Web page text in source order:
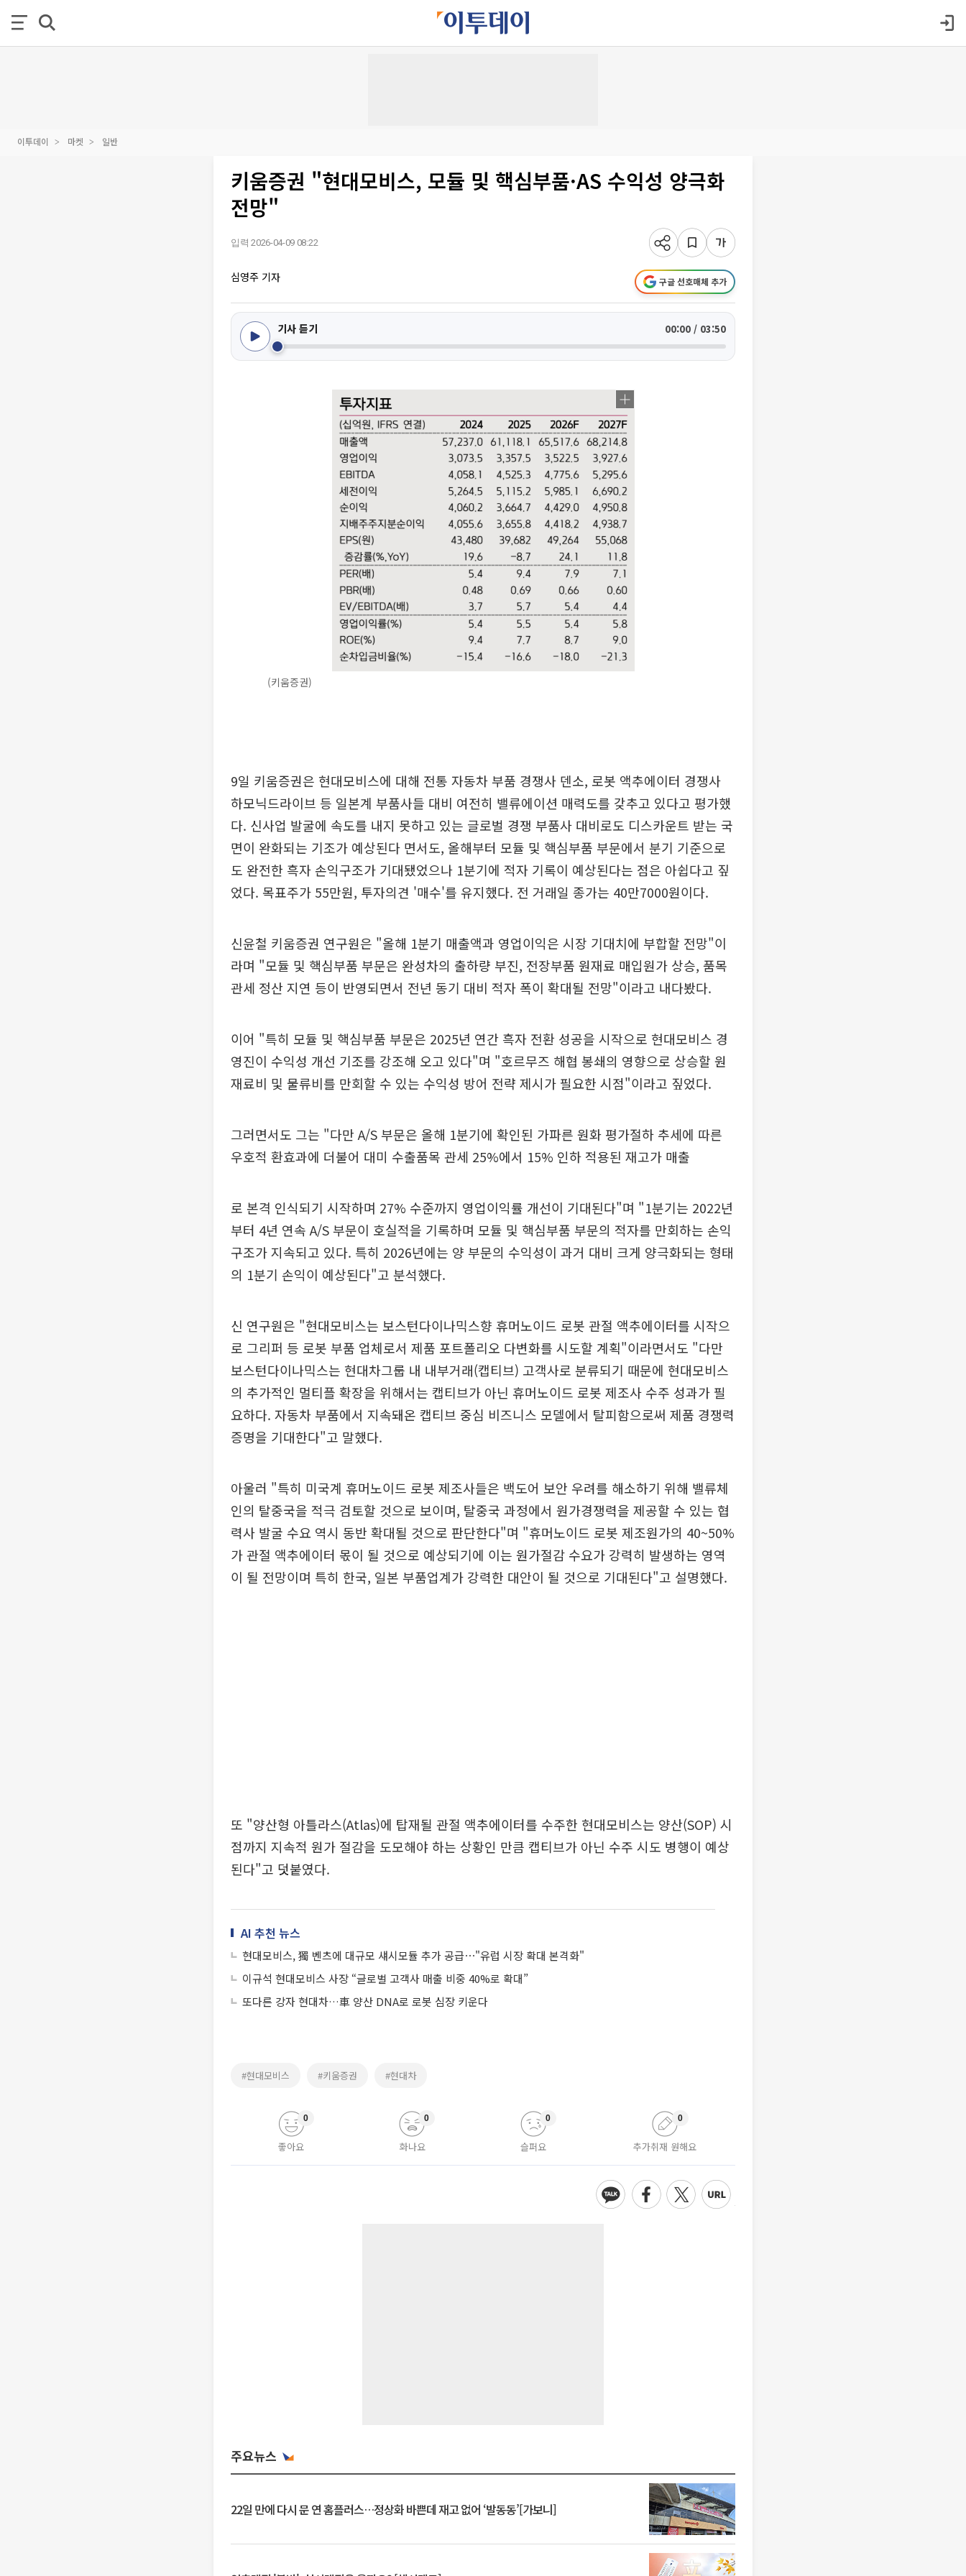
이투데이 마켓 일반
키움증권 "현대모비스, 모듈 및 핵심부품·AS 수익성 양극화
전망"
입력 2026-04-09 08:22
심영주 기자 구글 선호매체 추가
기사 듣기 00:00 / 03:50
(키움증권)
9일 키움증권은 현대모비스에 대해 전통 자동차 부품 경쟁사 덴소, 로봇 액추에이터 경쟁사
하모닉드라이브 등 일본계 부품사들 대비 여전히 밸류에이션 매력도를 갖추고 있다고 평가했
다. 신사업 발굴에 속도를 내지 못하고 있는 글로벌 경쟁 부품사 대비로도 디스카운트 받는 국
면이 완화되는 기조가 예상된다 면서도, 올해부터 모듈 및 핵심부품 부문에서 분기 기준으로
도 완전한 흑자 손익구조가 기대됐었으나 1분기에 적자 기록이 예상된다는 점은 아쉽다고 짚
었다. 목표주가 55만원, 투자의견 '매수'를 유지했다. 전 거래일 종가는 40만7000원이다.
신윤철 키움증권 연구원은 "올해 1분기 매출액과 영업이익은 시장 기대치에 부합할 전망"이
라며 "모듈 및 핵심부품 부문은 완성차의 출하량 부진, 전장부품 원재료 매입원가 상승, 품목
관세 정산 지연 등이 반영되면서 전년 동기 대비 적자 폭이 확대될 전망"이라고 내다봤다.
이어 "특히 모듈 및 핵심부품 부문은 2025년 연간 흑자 전환 성공을 시작으로 현대모비스 경
영진이 수익성 개선 기조를 강조해 오고 있다"며 "호르무즈 해협 봉쇄의 영향으로 상승할 원
재료비 및 물류비를 만회할 수 있는 수익성 방어 전략 제시가 필요한 시점"이라고 짚었다.
그러면서도 그는 "다만 A/S 부문은 올해 1분기에 확인된 가파른 원화 평가절하 추세에 따른
우호적 환효과에 더불어 대미 수출품목 관세 25%에서 15% 인하 적용된 재고가 매출
로 본격 인식되기 시작하며 27% 수준까지 영업이익률 개선이 기대된다"며 "1분기는 2022년
부터 4년 연속 A/S 부문이 호실적을 기록하며 모듈 및 핵심부품 부문의 적자를 만회하는 손익
구조가 지속되고 있다. 특히 2026년에는 양 부문의 수익성이 과거 대비 크게 양극화되는 형태
의 1분기 손익이 예상된다"고 분석했다.
신 연구원은 "현대모비스는 보스턴다이나믹스향 휴머노이드 로봇 관절 액추에이터를 시작으
로 그리퍼 등 로봇 부품 업체로서 제품 포트폴리오 다변화를 시도할 계획"이라면서도 "다만
보스턴다이나믹스는 현대차그룹 내 내부거래(캡티브) 고객사로 분류되기 때문에 현대모비스
의 추가적인 멀티플 확장을 위해서는 캡티브가 아닌 휴머노이드 로봇 제조사 수주 성과가 필
요하다. 자동차 부품에서 지속돼온 캡티브 중심 비즈니스 모델에서 탈피함으로써 제품 경쟁력
증명을 기대한다"고 말했다.
아울러 "특히 미국계 휴머노이드 로봇 제조사들은 백도어 보안 우려를 해소하기 위해 밸류체
인의 탈중국을 적극 검토할 것으로 보이며, 탈중국 과정에서 원가경쟁력을 제공할 수 있는 협
력사 발굴 수요 역시 동반 확대될 것으로 판단한다"며 "휴머노이드 로봇 제조원가의 40~50%
가 관절 액추에이터 몫이 될 것으로 예상되기에 이는 원가절감 수요가 강력히 발생하는 영역
이 될 전망이며 특히 한국, 일본 부품업계가 강력한 대안이 될 것으로 기대된다"고 설명했다.
또 "양산형 아틀라스(Atlas)에 탑재될 관절 액추에이터를 수주한 현대모비스는 양산(SOP) 시
점까지 지속적 원가 절감을 도모해야 하는 상황인 만큼 캡티브가 아닌 수주 시도 병행이 예상
된다"고 덧붙였다.
AI 추천 뉴스
현대모비스, 獨 벤츠에 대규모 섀시모듈 추가 공급⋯"유럽 시장 확대 본격화"
이규석 현대모비스 사장 “글로벌 고객사 매출 비중 40%로 확대”
또다른 강자 현대차…車 양산 DNA로 로봇 심장 키운다
#현대모비스 #키움증권 #현대차
좋아요
0
화나요
0
슬퍼요
0
추가취재 원해요
0
주요뉴스
22일 만에 다시 문 연 홈플러스…정상화 바쁜데 재고 없어 ‘발동동’[가보니]